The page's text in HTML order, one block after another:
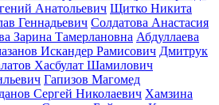
Анатольевич Щитко Никита
Геннадьевич Солдатова Анастасия
Зарина Тамерлановна Абдуллаева
Искандер Рамисович Дмитрук
Хасбулат Шамилович
Гапизов Магомед
Сергей Николаевич Хамзина